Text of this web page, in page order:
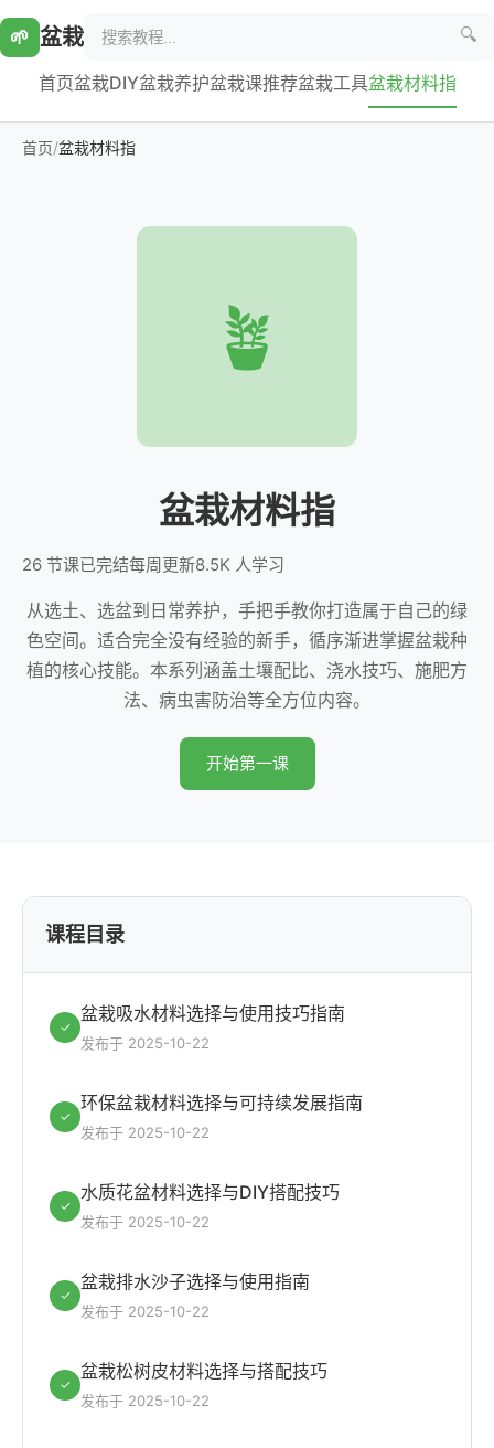
🌱 盆栽
首页盆栽DIY盆栽养护盆栽课推荐盆栽工具盆栽材料指
🔍
首页/盆栽材料指
🪴
盆栽材料指
26 节课已完结每周更新8.5K 人学习
从选土、选盆到日常养护，手把手教你打造属于自己的绿
色空间。适合完全没有经验的新手，循序渐进掌握盆栽种
植的核心技能。本系列涵盖土壤配比、浇水技巧、施肥方
法、病虫害防治等全方位内容。
开始第一课
课程目录
✓
盆栽吸水材料选择与使用技巧指南
发布于 2025-10-22
✓
环保盆栽材料选择与可持续发展指南
发布于 2025-10-22
✓
水质花盆材料选择与DIY搭配技巧
发布于 2025-10-22
✓
盆栽排水沙子选择与使用指南
发布于 2025-10-22
✓
盆栽松树皮材料选择与搭配技巧
发布于 2025-10-22